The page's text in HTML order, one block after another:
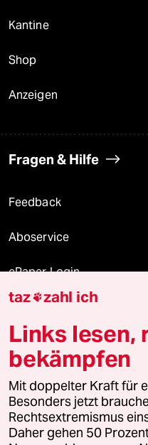
Kantine
Shop
Anzeigen
Fragen & Hilfe
Feedback
Aboservice
ePaper Login
Downloads für
© 2026 taz Verlags und
Alle Rechte vorbehalten. Bei
wenden Sie sich bitte an
Feedback
taz zahl ich
Links lesen,
bekämpfen
Mit doppelter Kraft für
Besonders jetzt
Rechtsextremismus
Daher gehen 50